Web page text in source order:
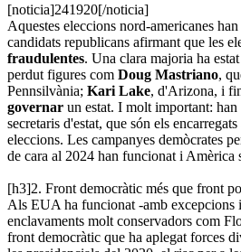
[noticia]241920[/noticia]
Aquestes eleccions nord-americanes
candidats republicans afirmant que les
fraudulentes. Una clara majoria ha
perdut figures com Doug Mastriano,
Pennsilvània; Kari Lake, d'Arizona, i
governar un estat. I molt important: han
secretaris d'estat, que són els
eleccions. Les campanyes demòcrates
de cara al 2024 han funcionat i Amèrica
[h3]2. Front democràtic més que front
Als EUA ha funcionat -amb excepcions
enclavaments molt conservadors com
front democràtic que ha aplegat forces